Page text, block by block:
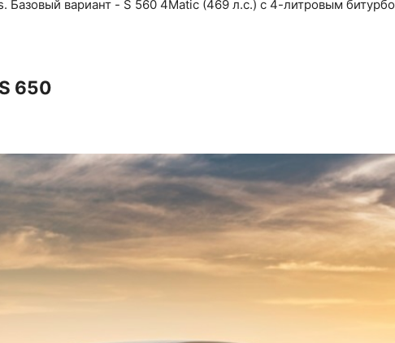
Базовый вариант - S 560 4Matic (469 л.с.) с 4-литровым битурбо
650